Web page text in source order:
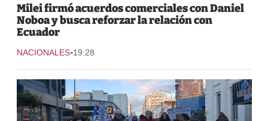
Milei firmó acuerdos comerciales con Daniel
Noboa y busca reforzar la relación con
Ecuador
NACIONALES-19:28